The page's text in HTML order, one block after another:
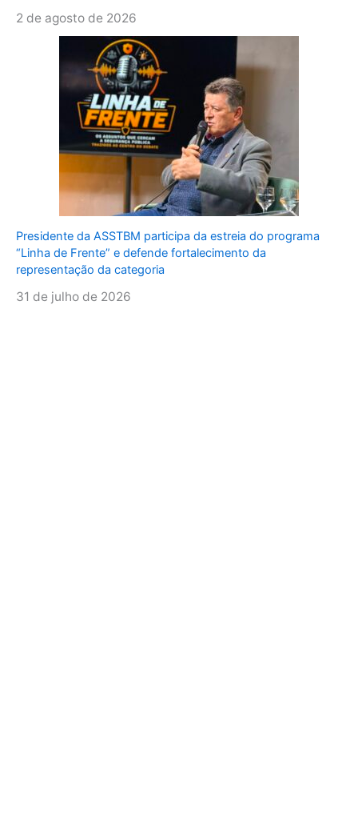
2 de agosto de 2026
Presidente da ASSTBM participa da estreia do programa
“Linha de Frente” e defende fortalecimento da
representação da categoria
31 de julho de 2026